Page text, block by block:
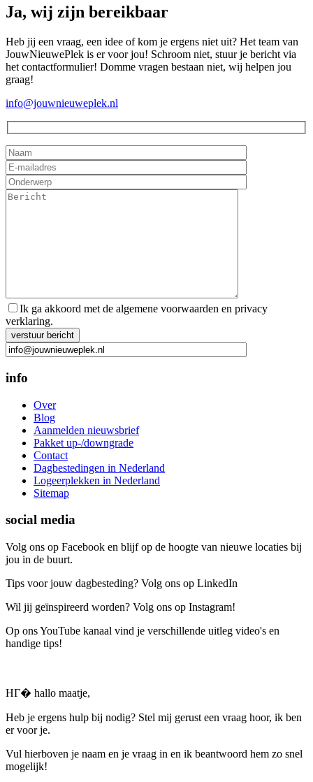
Ja, wij zijn bereikbaar
Heb jij een vraag, een idee of kom je ergens niet uit? Het team van
JouwNieuwePlek is er voor jou! Schroom niet, stuur je bericht via
het contactformulier! Domme vragen bestaan niet, wij helpen jou
graag!
info@jouwnieuweplek.nl
Ik ga akkoord met de algemene voorwaarden en privacy
verklaring.
Gelieve dit veld leeg te laten.
info
Over
Blog
Aanmelden nieuwsbrief
Pakket up-/downgrade
Contact
Dagbestedingen in Nederland
Logeerplekken in Nederland
Sitemap
social media
Volg ons op Facebook en blijf op de hoogte van nieuwe locaties bij
jou in de buurt.
Tips voor jouw dagbesteding? Volg ons op LinkedIn
Wil jij geïnspireerd worden? Volg ons op Instagram!
Op ons YouTube kanaal vind je verschillende uitleg video's en
handige tips!
HГ� hallo maatje,
Heb je ergens hulp bij nodig? Stel mij gerust een vraag hoor, ik ben
er voor je.
Vul hierboven je naam en je vraag in en ik beantwoord hem zo snel
mogelijk!